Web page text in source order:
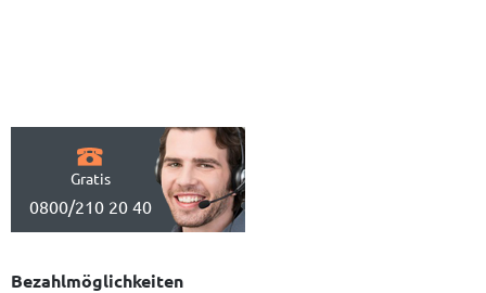
Gratis
0800/210 20 40
Bezahlmöglichkeiten